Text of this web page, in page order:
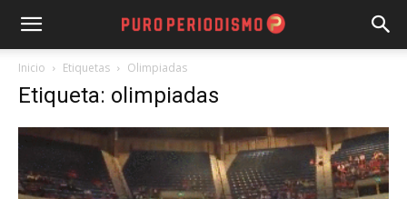
Inicio Etiquetas Olimpiadas
Etiqueta: olimpiadas